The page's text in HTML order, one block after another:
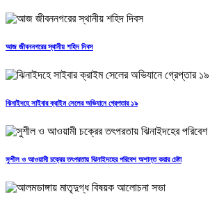
আজ জীবননগরের স্থানীয় শহিদ দিবস
ঝিনাইদহে সাইবার ক্রাইম সেলের অভিযানে গ্রেপ্তার ১৯
সুশীল ও আওয়ামী চক্রের তৎপরতায় ঝিনাইদহের পরিবেশ অশান্ত করার চেষ্টা